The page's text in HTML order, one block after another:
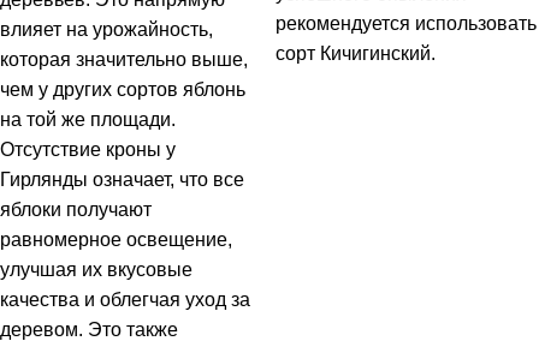
влияет на урожайность,
которая значительно выше,
чем у других сортов яблонь
на той же площади.
Отсутствие кроны у
Гирлянды означает, что все
яблоки получают
равномерное освещение,
улучшая их вкусовые
качества и облегчая уход за
деревом. Это также
рекомендуется использовать
сорт Кичигинский.